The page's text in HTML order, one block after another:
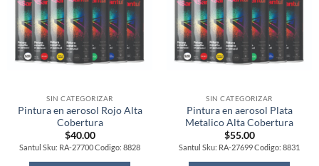
SIN CATEGORIZAR
Pintura en aerosol Rojo Alta
Cobertura
$40.00
Santul Sku: RA-27700 Codigo: 8828
SIN CATEGORIZAR
Pintura en aerosol Plata
Metalico Alta Cobertura
$55.00
Santul Sku: RA-27699 Codigo: 8831